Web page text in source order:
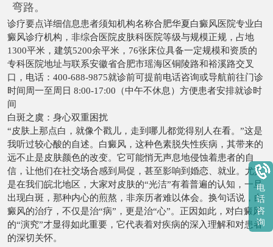
弯路。
诊疗要点详细信息患者须知机构名称合肥华夏白癜风医院专业白
癜风诊疗机构，非综合医院皮肤科医院等级与规模正规，占地
1300平米，建筑5200余平米，76张床位具备一定规模和资质的
专科医院地址与联系安徽省合肥市瑶海区铜陵路和裕溪路交叉
口，电话：400-688-9875就诊前可提前电话咨询或导航前往门诊
时间周一至周日 8:00-17:00（中午不休息）方便患者安排就诊时
间
白斑之虞：身心双重困扰
“皮肤上那点白，就像个戳儿，走到哪儿都觉得别人在看。”这是
我听过较心酸的自述。白癜风，这种色素脱失性疾病，其带来的
远不止是皮肤颜色的改变。它可能悄无声息地侵蚀着患者的自
信，让他们在社交场合感到局促，甚至影响到婚恋、就业。尤其
是在我们皖北地区，大家对皮肤的“光洁”有着普遍的认知，一旦
出现白斑，那种内心的煎熬，非亲历者难以体会。换句话说，白
癜风的治疗，不仅是治“病”，更是治“心”。正因如此，对白癜风
的“演究”才显得如此重要，它代表着对疾病的深入理解和对患者
的深切关怀。
电
话
咨
询